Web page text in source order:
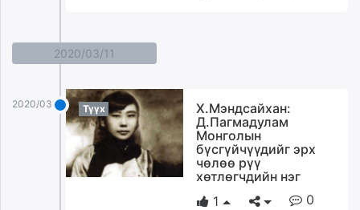
2020/03/11
2020/03/11 Түүх
Х.Мэндсайхан:
Д.Пагмадулам
Монголын
бүсгүйчүүдийг эрх
чөлөө рүү
хөтлөгчдийн нэг
1
0